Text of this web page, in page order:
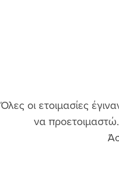
Όλες οι ετοιμασίες
να